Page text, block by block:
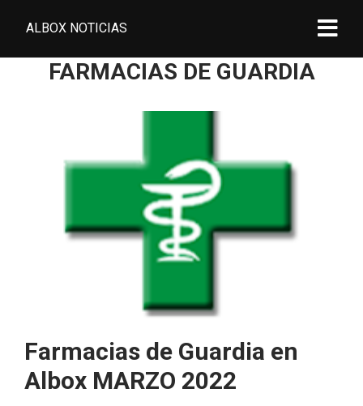
ALBOX NOTICIAS
FARMACIAS DE GUARDIA
Farmacias de Guardia en
Albox MARZO 2022